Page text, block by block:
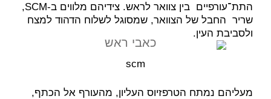
התת־עורפיים בין צוואר לראש. צידיהם מלווים ב-SCM,
שריר החבל של הצוואר, שמסוגל לשלוח הדהוד למצח
ולסביבת העין.
scm
מעליהם נמתח הטרפזיוס העליון, מהעורף אל הכתף,